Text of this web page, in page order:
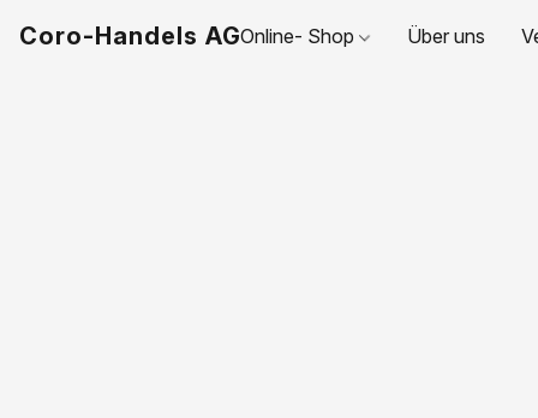
Coro-Handels AGOnline- Shop Über uns